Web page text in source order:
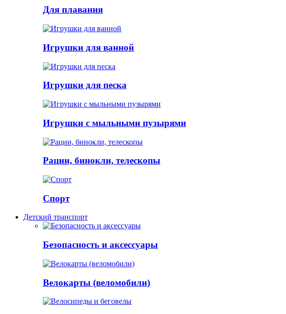
Для плавания
Игрушки для ванной
Игрушки для песка
Игрушки с мыльными пузырями
Рации, бинокли, телескопы
Спорт
Детский транспорт
Безопасность и аксессуары
Велокарты (веломобили)